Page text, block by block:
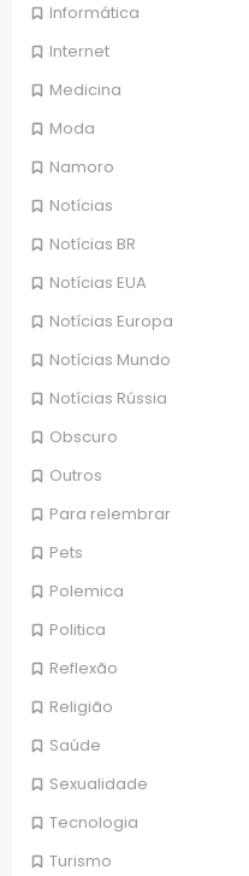
Informática
Internet
Medicina
Moda
Namoro
Notícias
Notícias BR
Notícias EUA
Notícias Europa
Notícias Mundo
Notícias Rússia
Obscuro
Outros
Para relembrar
Pets
Polemica
Politica
Reflexão
Religião
Saúde
Sexualidade
Tecnologia
Turismo